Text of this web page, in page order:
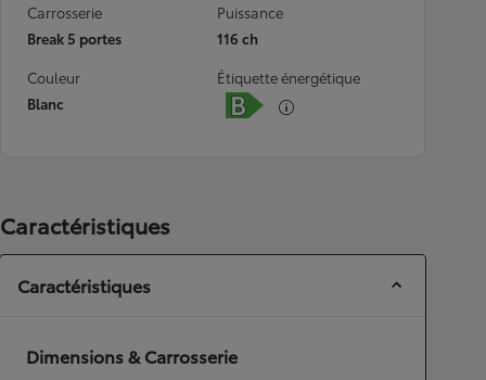
Carrosserie
Break 5 portes
Puissance
116 ch
Couleur
Blanc
Étiquette énergétique
Caractéristiques
Caractéristiques
Dimensions & Carrosserie